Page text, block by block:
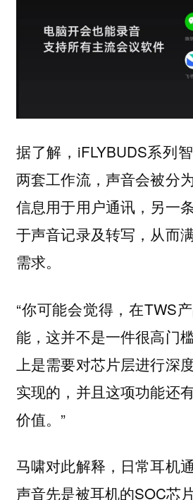
据了解，iFLYBUDS系列
两套工作流，声音会被分
信息用于用户通讯，另一
于声音记录及转写，从而
需求。
“你可能会觉得，在TWS
能，这并不是一件很高门
上是需要对芯片层进行深
实现的，并且这项功能还
价值。”
马啸对此解释，日常耳机
声音先是被耳机的SOC芯